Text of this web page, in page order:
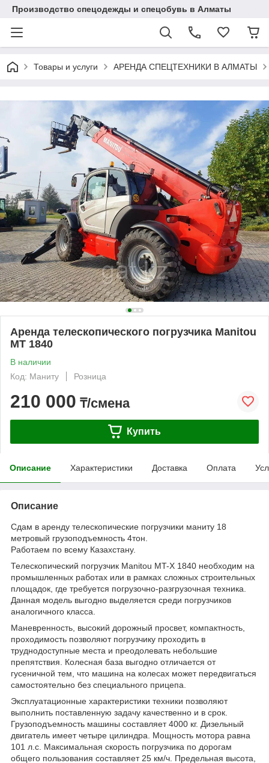
Производство спецодежды и спецобувь в Алматы
Товары и услуги АРЕНДА СПЕЦТЕХНИКИ В АЛМАТЫ
Аренда телескопического погрузчика Manitou
MT 1840
В наличии
Код: Маниту
Розница
210 000 ₸/смена
Купить
Описание Характеристики Доставка Оплата
Описание
Сдам в аренду телескопические погрузчики маниту 18
метровый грузоподъемность 4тон.
Работаем по всему Казахстану.
Телескопический погрузчик Manitou MT-X 1840 необходим на
промышленных работах или в рамках сложных строительных
площадок, где требуется погрузочно-разгрузочная техника.
Данная модель выгодно выделяется среди погрузчиков
аналогичного класса.
Маневренность, высокий дорожный просвет, компактность,
проходимость позволяют погрузчику проходить в
труднодоступные места и преодолевать небольшие
препятствия. Колесная база выгодно отличается от
гусеничной тем, что машина на колесах может передвигаться
самостоятельно без специального прицепа.
Эксплуатационные характеристики техники позволяют
выполнить поставленную задачу качественно и в срок.
Грузоподъемность машины составляет 4000 кг. Дизельный
двигатель имеет четыре цилиндра. Мощность мотора равна
101 л.с. Максимальная скорость погрузчика по дорогам
общего пользования составляет 25 км/ч. Предельная высота,